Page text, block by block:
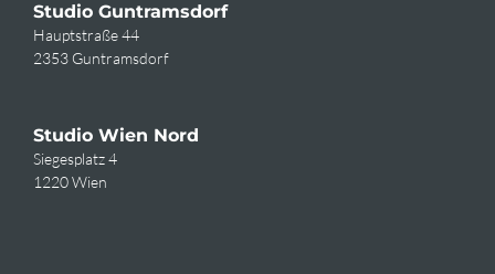
Studio Guntramsdorf
Hauptstraße 44
2353 Guntramsdorf
Studio Wien Nord
Siegesplatz 4
1220 Wien